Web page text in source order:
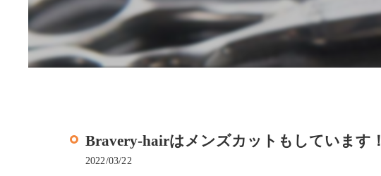
Bravery-hairはメンズカットもしています！
2022/03/22